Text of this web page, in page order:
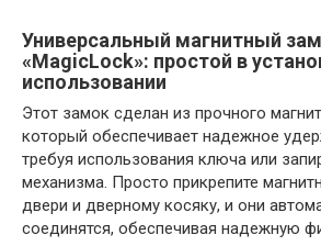
Универсальный магнитный
«MagicLock»: простой в
использовании
Этот замок сделан из прочного
который обеспечивает надежное
требуя использования ключа или
механизма. Просто прикрепите
двери и дверному косяку, и они
соединятся, обеспечивая надежную